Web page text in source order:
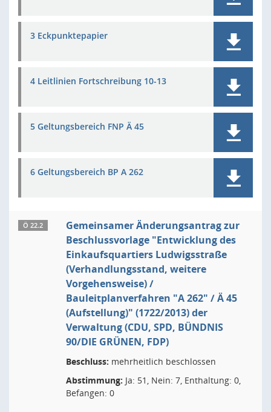
3 Eckpunktepapier
4 Leitlinien Fortschreibung 10-13
5 Geltungsbereich FNP Ä 45
6 Geltungsbereich BP A 262
Ö 22.2
Gemeinsamer Änderungsantrag zur
Beschlussvorlage "Entwicklung des
Einkaufsquartiers Ludwigsstraße
(Verhandlungsstand, weitere
Vorgehensweise) /
Bauleitplanverfahren "A 262" / Ä 45
(Aufstellung)" (1722/2013) der
Verwaltung (CDU, SPD, BÜNDNIS
90/DIE GRÜNEN, FDP)
Beschluss: mehrheitlich beschlossen
Abstimmung: Ja: 51, Nein: 7, Enthaltung: 0,
Befangen: 0